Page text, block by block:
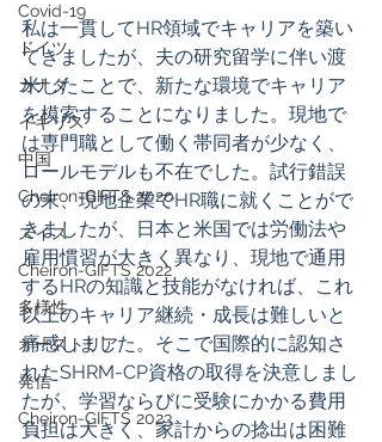
Covid-19
ドイツ
カナダ
イギリス
中国
Cheiron-GIFTS 2020
スイス
Cheiron-GIFTS 2022
多様性
オーストリア
発信
Cheiron-GIFTS 2023
私は一貫してHR領域でキャリアを築い
てきましたが、夫の研究留学に伴い渡
米したことで、新たな環境でキャリア
を模索することになりました。現地で
は専門職として働く帯同者が少なく、
ロールモデルも不在でした。試行錯誤
の末、現地企業でHR職に就くことがで
きましたが、日本と米国では労働法や
雇用慣習が大きく異なり、現地で通用
するHRの知識と技能がなければ、これ
以上のキャリア継続・成長は難しいと
痛感しました。そこで国際的に認知さ
れたSHRM-CP資格の取得を決意しまし
たが、学習ならびに受験にかかる費用
負担は大きく、家計からの捻出は困難